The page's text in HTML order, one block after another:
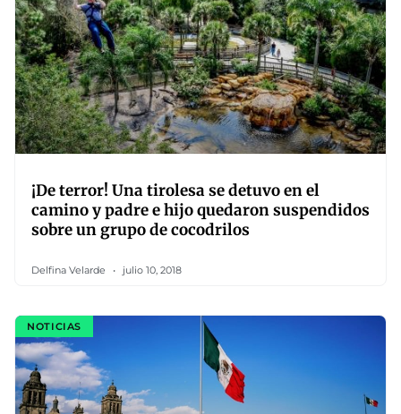
¡De terror! Una tirolesa se detuvo en el
camino y padre e hijo quedaron suspendidos
sobre un grupo de cocodrilos
Delfina Velarde julio 10, 2018
NOTICIAS